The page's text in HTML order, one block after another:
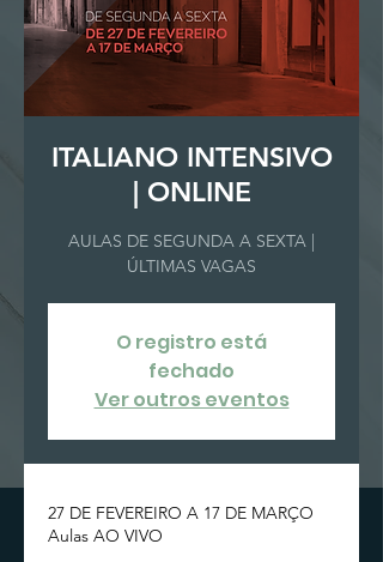
ITALIANO INTENSIVO
| ONLINE
AULAS DE SEGUNDA A SEXTA |
ÚLTIMAS VAGAS
O registro está
fechado
Ver outros eventos
27 DE FEVEREIRO A 17 DE MARÇO
Aulas AO VIVO